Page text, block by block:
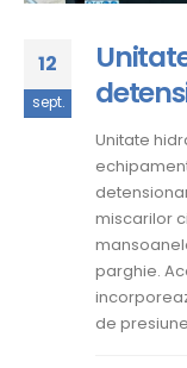
12
sept.
Unitate
miscarilor
parghie.
de